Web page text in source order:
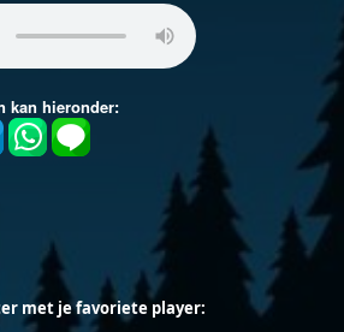
met je favoriete player: